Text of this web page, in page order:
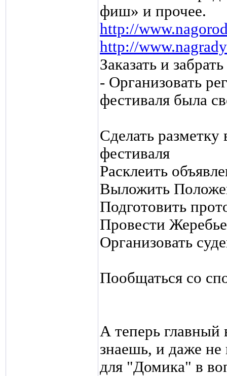
фиш» и прочее.
http://
http://
Заказать и
- Организовать
фестиваля была
Сделать
фестиваля
Расклеить
Выложить
Подготовить
Провести
Организовать
Пообщаться со
А теперь главный
знаешь, и даже не
для "Домика" в